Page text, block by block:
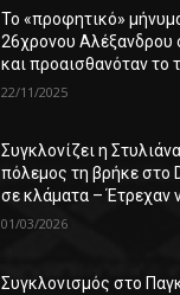
Το «προφητικό»
26χρονου Αλέξανδρου
και προαισθανόταν το
22/11/2025
Συγκλονίζει η
πόλεμος τη βρήκε στο
σε κλάματα – Έτρεχαν
01/03/2026
Συγκλονισμός στο